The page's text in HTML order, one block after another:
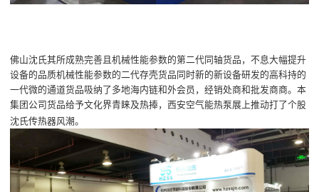
佛山沈氏其所成熟完善且机械性能参数的第二代同轴货品，不息大幅提升
设备的品质机械性能参数的二代存壳货品同时新的新设备研发的高科持的
一代微的通道货品吸纳了多地海内链和外会员，经销处商和批发商商。本
集团公司货品给予文化界青睐及热捧，西安空气能热泵展上推动打了个股
沈氏传热器风潮。